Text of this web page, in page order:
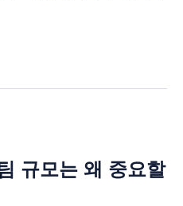
규모는 왜 중요할